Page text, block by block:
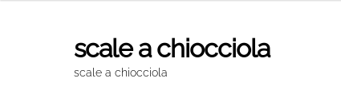
Vai
alla
Vai
al
scale a chiocciola
scale a chiocciola
4.584,00€.3.094,00€.